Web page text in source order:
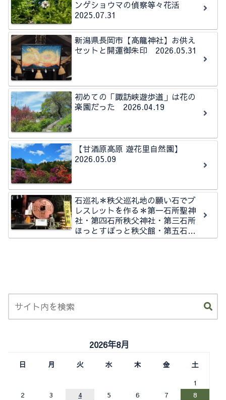
ンゲショウマの偵察等々花活
2025.07.31
新潟県長岡市【高龍神社】お供え
セットと開運御朱印 2026.05.31
初めての「諏訪峡遊歩道」は花の
楽園だった 2026.04.19
【甘酒原高原 遊花里自然園】
2026.05.09
石巡礼＊秩父巡礼地の願い石でブ
レスレットを作る＊第一石所聖神
社・第四石所秩父神社・第三石所
ほっとすぽっと秩父館・第五石所
秩父今宮神社石所
2026年8月
日 月 火 水 木 金
土
1
2
3 4 5 6 7
8